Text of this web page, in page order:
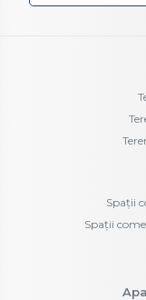
Spații
Spații